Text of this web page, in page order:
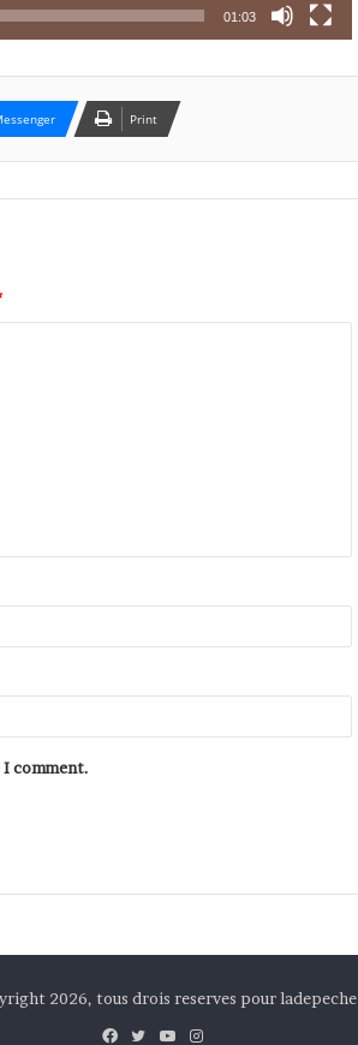
01:03
Print
I comment.
2026, tous drois reserves pour ladepeche
Facebook
TwitterYouTubeInstagram